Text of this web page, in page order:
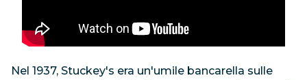
Nel 1937, Stuckey's era un'umile bancarella sulle